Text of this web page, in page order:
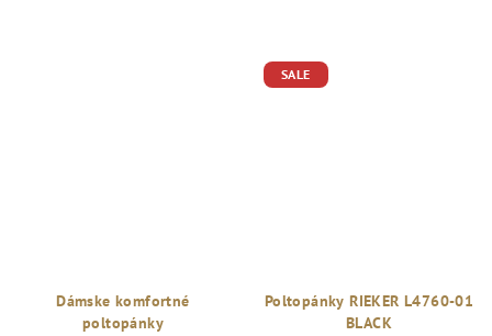
Dámske komfortné
poltopánky
SALE
Poltopánky RIEKER L4760-01
BLACK